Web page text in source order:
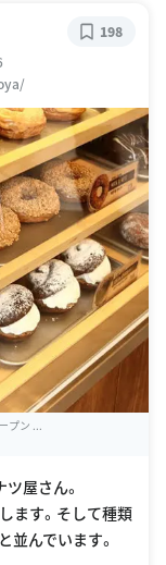
198
プン ...
屋さん。
ます。そして種類
んでいます。